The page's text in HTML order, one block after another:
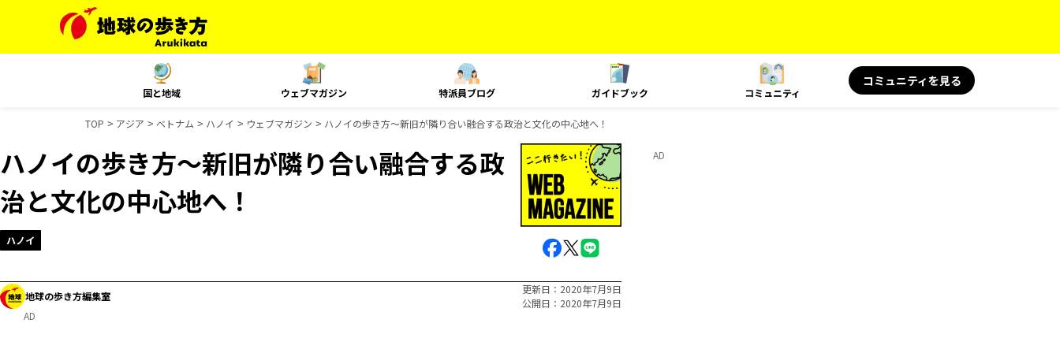
国と地域 ウェブマガジン 特派員ブログ ガイドブック コミュニティ
コミュニティを見る
TOP アジア ベトナム ハノイ ウェブマガジン ハノイの歩き方～新旧が隣り合い融合する政治と文化の中心地へ！
ハノイの歩き方～新旧が隣り合い融合する政
治と文化の中心地へ！
ハノイ
地球の歩き方編集室
更新日
2020年7月9日
公開日
2020年7月9日
AD
AD